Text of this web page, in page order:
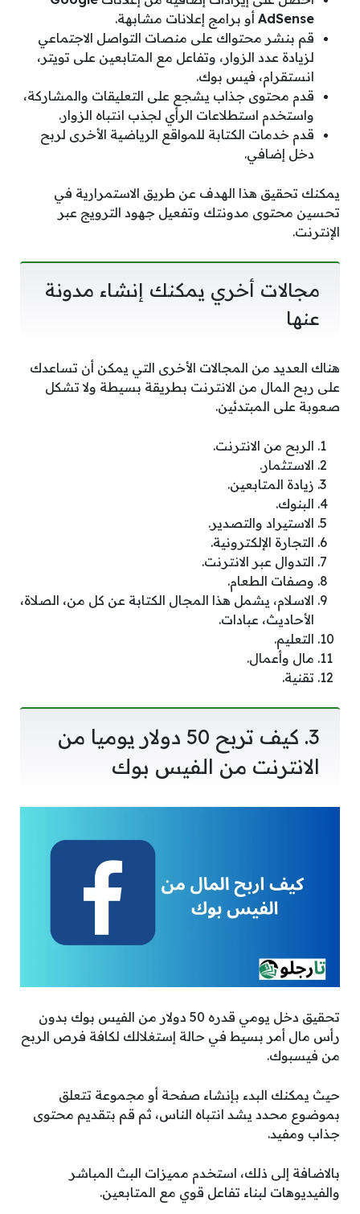
AdSense أو برامج إعلانات مشابهة.
قم بنشر محتواك على منصات التواصل الاجتماعي
لزيادة عدد الزوار، وتفاعل مع المتابعين على تويتر،
انستقرام، فيس بوك.
قدم محتوى جذاب يشجع على التعليقات والمشاركة،
واستخدم استطلاعات الرأي لجذب انتباه الزوار.
قدم خدمات الكتابة للمواقع الرياضية الأخرى لربح
دخل إضافي.
يمكنك تحقيق هذا الهدف عن طريق الاستمرارية في
تحسين محتوى مدونتك وتفعيل جهود الترويج عبر
الإنترنت.
مجالات أخري يمكنك إنشاء مدونة
عنها
هناك العديد من المجالات الأخرى التي يمكن أن تساعدك
على ربح المال من الانترنت بطريقة بسيطة ولا تشكل
صعوبة على المبتدئين.
الربح من الانترنت.
الاستثمار.
زيادة المتابعين.
البنوك.
الاستيراد والتصدير.
التجارة الإلكترونية.
التدوال عبر الانترنت.
وصفات الطعام.
الاسلام، يشمل هذا المجال الكتابة عن كل من، الصلاة،
الأحاديث، عبادات.
التعليم.
مال وأعمال.
تقنية.
3. كيف تربح 50 دولار يوميا من
الانترنت من الفيس بوك
تحقيق دخل يومي قدره 50 دولار من الفيس بوك بدون
رأس مال أمر بسيط في حالة إستغلالك لكافة فرص الربح
من فيسبوك.
حيث يمكنك البدء بإنشاء صفحة أو مجموعة تتعلق
بموضوع محدد يشد انتباه الناس، ثم قم بتقديم محتوى
جذاب ومفيد.
بالاضافة إلى ذلك، استخدم مميزات البث المباشر
والفيديوهات لبناء تفاعل قوي مع المتابعين.